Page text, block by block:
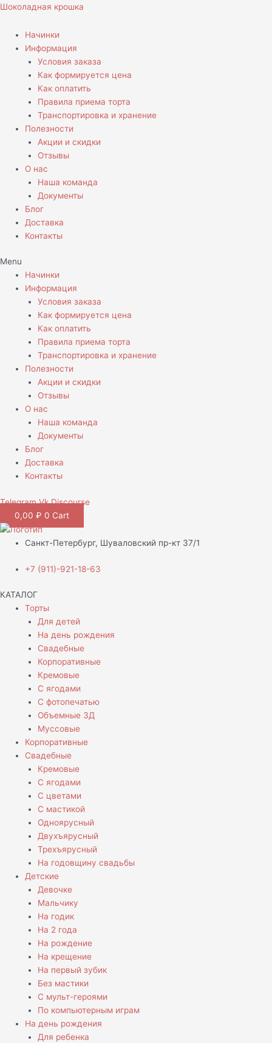
Перейти
содержимому
Шоколадная крошка
Начинки
Информация
Условия заказа
Как формируется цена
Как оплатить
Правила приема торта
Транспортировка и хранение
Полезности
Акции и скидки
Отзывы
О нас
Наша команда
Документы
Блог
Доставка
Контакты
Menu
Начинки
Информация
Условия заказа
Как формируется цена
Как оплатить
Правила приема торта
Транспортировка и хранение
Полезности
Акции и скидки
Отзывы
О нас
Наша команда
Документы
Блог
Доставка
Контакты
Telegram Vk Discourse
0,00 ₽ 0 Cart
Санкт-Петербург, Шуваловский пр-кт 37/1
+7 (911)-921-18-63
КАТАЛОГ
Торты
Для детей
На день рождения
Свадебные
Корпоративные
Кремовые
С ягодами
С фотопечатью
Объемные 3Д
Муссовые
Корпоративные
Свадебные
Кремовые
С ягодами
С цветами
С мастикой
Одноярусный
Двухъярусный
Трехъярусный
На годовщину свадьбы
Детские
Девочке
Мальчику
На годик
На 2 года
На рождение
На крещение
На первый зубик
Без мастики
С мульт-героями
По компьютерным играм
На день рождения
Для ребенка
Количество
Торт
Лейтенанту